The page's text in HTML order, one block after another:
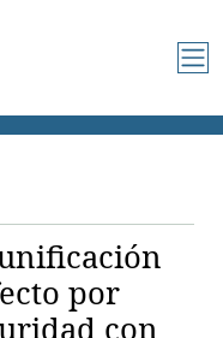
por
con